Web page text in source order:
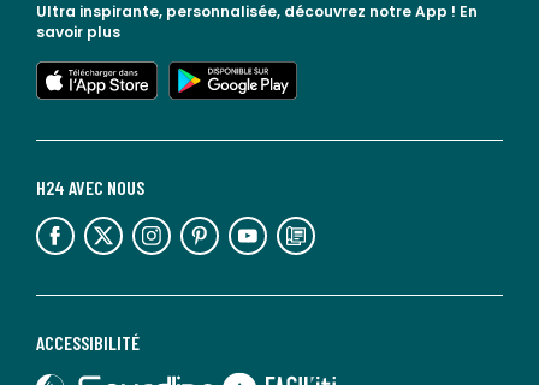
ACCESSIBILITÉ
lien vers Sourdline
H24 AVEC NOUS
lien vers l'espace réseaux sociaux lien vers l'espace réseaux sociaux lien vers l'espace réseaux sociaux lien vers l'espace réseaux sociaux lien vers l'espace réseaux sociaux lien vers le blog la redoute
Ultra inspirante, personnalisée, découvrez notre App ! En
savoir plus
lien vers l'app store
lien vers google play